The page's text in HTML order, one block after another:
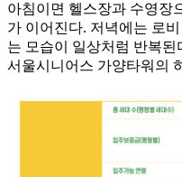
아침이면 헬스장과 수영장
가 이어진다. 저녁에는 로
는 모습이 일상처럼 반복
서울시니어스 가양타워의